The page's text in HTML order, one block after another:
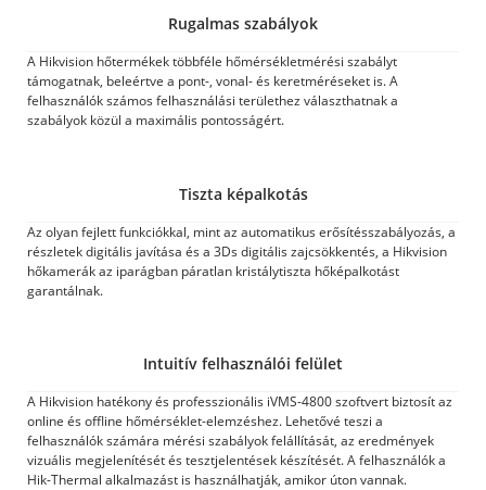
Rugalmas szabályok
A Hikvision hőtermékek többféle hőmérsékletmérési szabályt
támogatnak, beleértve a pont-, vonal- és keretméréseket is. A
felhasználók számos felhasználási területhez választhatnak a
szabályok közül a maximális pontosságért.
Tiszta képalkotás
Az olyan fejlett funkciókkal, mint az automatikus erősítésszabályozás, a
részletek digitális javítása és a 3Ds digitális zajcsökkentés, a Hikvision
hőkamerák az iparágban páratlan kristálytiszta hőképalkotást
garantálnak.
Intuitív felhasználói felület
A Hikvision hatékony és professzionális iVMS-4800 szoftvert biztosít az
online és offline hőmérséklet-elemzéshez. Lehetővé teszi a
felhasználók számára mérési szabályok felállítását, az eredmények
vizuális megjelenítését és tesztjelentések készítését. A felhasználók a
Hik-Thermal alkalmazást is használhatják, amikor úton vannak.